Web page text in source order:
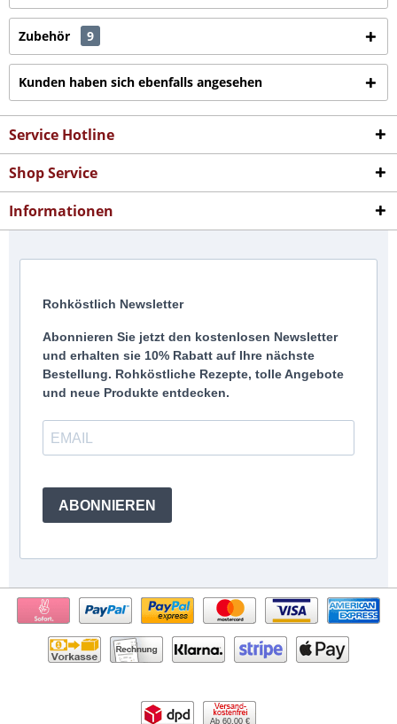
Zubehör 9
Kunden haben sich ebenfalls angesehen
Service Hotline
Shop Service
Informationen
Rohköstlich Newsletter
Abonnieren Sie jetzt den kostenlosen Newsletter
und erhalten sie 10% Rabatt auf Ihre nächste
Bestellung. Rohköstliche Rezepte, tolle Angebote
und neue Produkte entdecken.
ABONNIEREN
Ab 60,00 €